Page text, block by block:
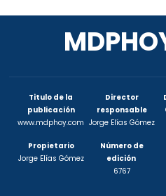
Titulo de la
publicación
www.mdphoy.com
Propietario
Jorge Elías Gómez
Director
responsable
Jorge Elías Gómez
Número de
edición
6767